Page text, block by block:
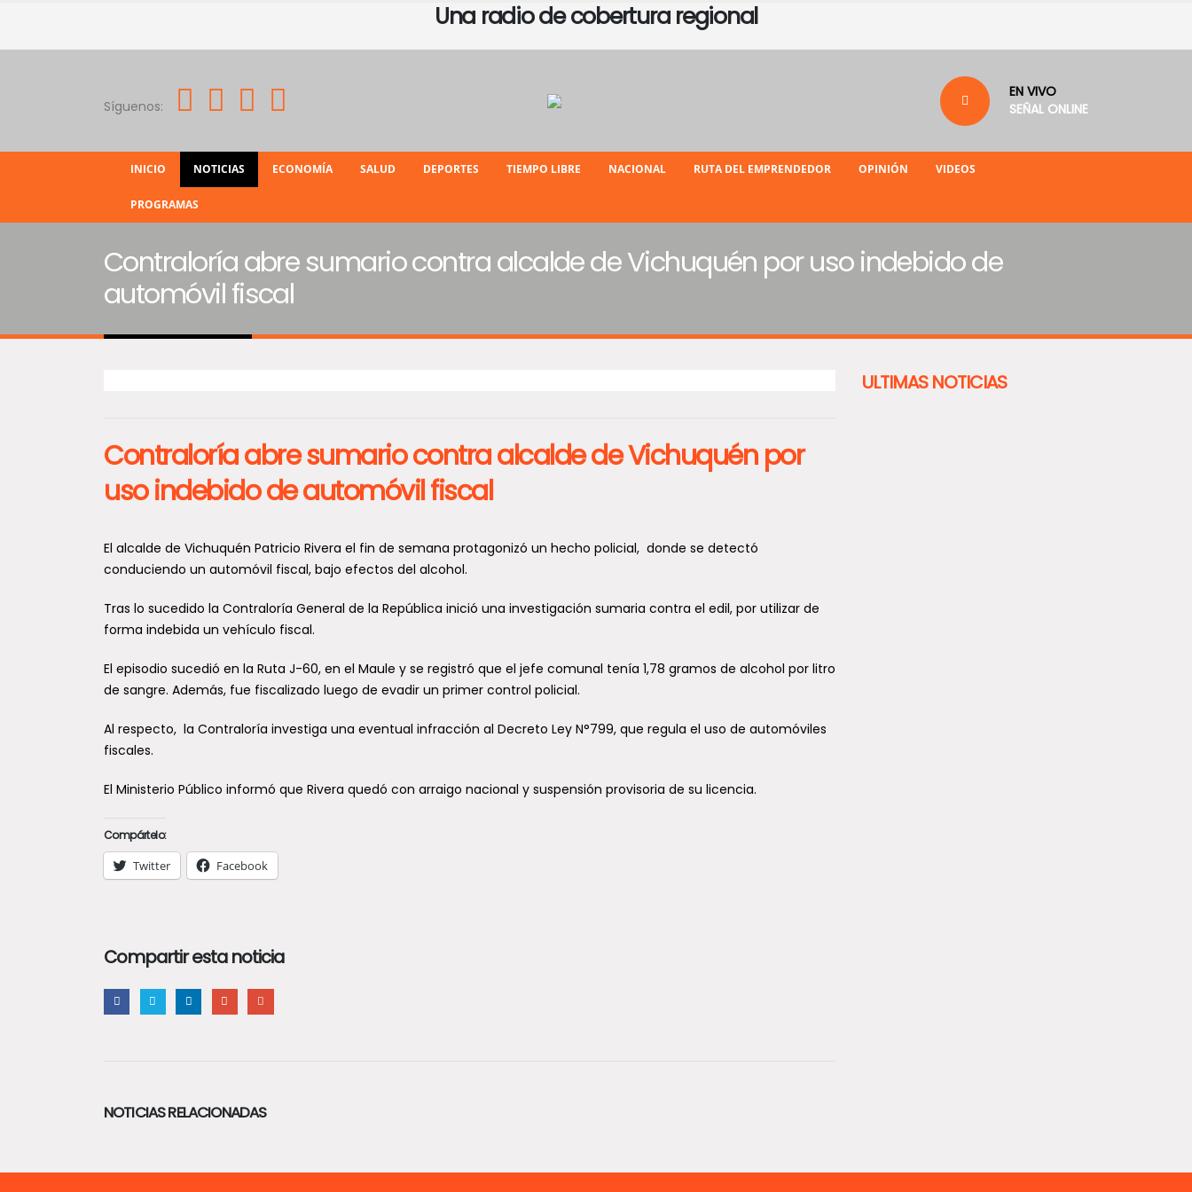
Una radio de cobertura regional
Síguenos:
EN VIVO
SEÑAL ONLINE
INICIO NOTICIAS ECONOMÍA SALUD DEPORTES TIEMPO LIBRE NACIONAL RUTA DEL EMPRENDEDOR OPINIÓN VIDEOS
PROGRAMAS
Contraloría abre sumario contra alcalde de Vichuquén por uso indebido de
automóvil fiscal
Contraloría abre sumario contra alcalde de Vichuquén por
uso indebido de automóvil fiscal
El alcalde de Vichuquén Patricio Rivera el fin de semana protagonizó un hecho policial, donde se detectó
conduciendo un automóvil fiscal, bajo efectos del alcohol.
Tras lo sucedido la Contraloría General de la República inició una investigación sumaria contra el edil, por utilizar de
forma indebida un vehículo fiscal.
El episodio sucedió en la Ruta J-60, en el Maule y se registró que el jefe comunal tenía 1,78 gramos de alcohol por litro
de sangre. Además, fue fiscalizado luego de evadir un primer control policial.
Al respecto, la Contraloría investiga una eventual infracción al Decreto Ley N°799, que regula el uso de automóviles
fiscales.
El Ministerio Público informó que Rivera quedó con arraigo nacional y suspensión provisoria de su licencia.
Compártelo:
Twitter Facebook
Compartir esta noticia
NOTICIAS RELACIONADAS
ULTIMAS NOTICIAS